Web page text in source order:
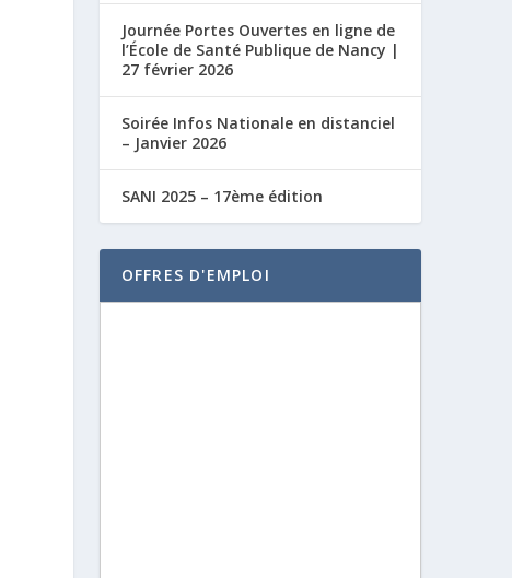
Journée Portes Ouvertes en ligne de
l’École de Santé Publique de Nancy |
27 février 2026
Soirée Infos Nationale en distanciel
– Janvier 2026
SANI 2025 – 17ème édition
OFFRES D'EMPLOI